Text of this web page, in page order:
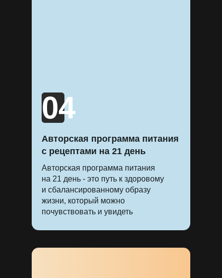
04
Авторская программа питания
с рецептами на 21 день
Авторская программа питания
на 21 день - это путь к здоровому
и сбалансированному образу
жизни, который можно
почувствовать и увидеть